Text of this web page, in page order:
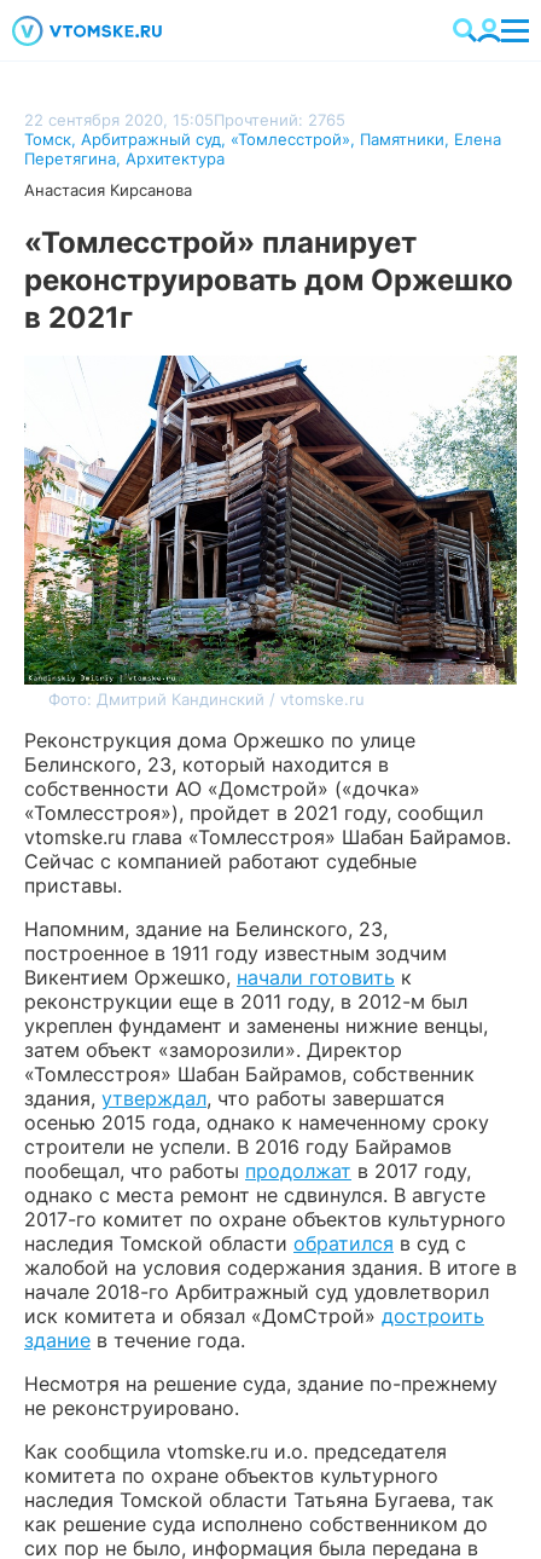
22 сентября 2020, 15:05Прочтений: 2765
Томск, Арбитражный суд, «Томлесстрой», Памятники, Елена
Перетягина, Архитектура
Анастасия Кирсанова
«Томлесстрой» планирует
реконструировать дом Оржешко
в 2021г
Фото: Дмитрий Кандинский / vtomske.ru
Реконструкция дома Оржешко по улице
Белинского, 23, который находится в
собственности АО «Домстрой» («дочка»
«Томлесстроя»), пройдет в 2021 году, сообщил
vtomske.ru глава «Томлесстроя» Шабан Байрамов.
Сейчас с компанией работают судебные
приставы.
Напомним, здание на Белинского, 23,
построенное в 1911 году известным зодчим
Викентием Оржешко, начали готовить к
реконструкции еще в 2011 году, в 2012-м был
укреплен фундамент и заменены нижние венцы,
затем объект «заморозили». Директор
«Томлесстроя» Шабан Байрамов, собственник
здания, утверждал, что работы завершатся
осенью 2015 года, однако к намеченному сроку
строители не успели. В 2016 году Байрамов
пообещал, что работы продолжат в 2017 году,
однако с места ремонт не сдвинулся. В августе
2017-го комитет по охране объектов культурного
наследия Томской области обратился в суд с
жалобой на условия содержания здания. В итоге в
начале 2018-го Арбитражный суд удовлетворил
иск комитета и обязал «ДомСтрой» достроить
здание в течение года.
Несмотря на решение суда, здание по-прежнему
не реконструировано.
Как сообщила vtomske.ru и.о. председателя
комитета по охране объектов культурного
наследия Томской области Татьяна Бугаева, так
как решение суда исполнено собственником до
сих пор не было, информация была передана в